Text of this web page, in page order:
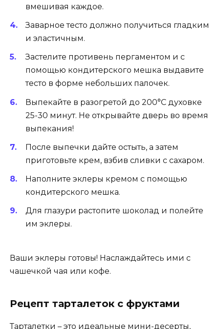
вмешивая каждое.
Заварное тесто должно получиться гладким
и эластичным.
Застелите противень пергаментом и с
помощью кондитерского мешка выдавите
тесто в форме небольших палочек.
Выпекайте в разогретой до 200°C духовке
25-30 минут. Не открывайте дверь во время
выпекания!
После выпечки дайте остыть, а затем
приготовьте крем, взбив сливки с сахаром.
Наполните эклеры кремом с помощью
кондитерского мешка.
Для глазури растопите шоколад и полейте
им эклеры.
Ваши эклеры готовы! Наслаждайтесь ими с
чашечкой чая или кофе.
Рецепт тарталеток с фруктами
Тарталетки – это идеальные мини-десерты,